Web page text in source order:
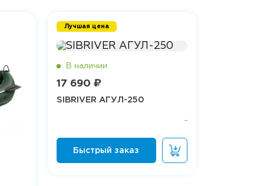
Лучшая цена
17 690 ₽
SIBRIVER АГУЛ-250